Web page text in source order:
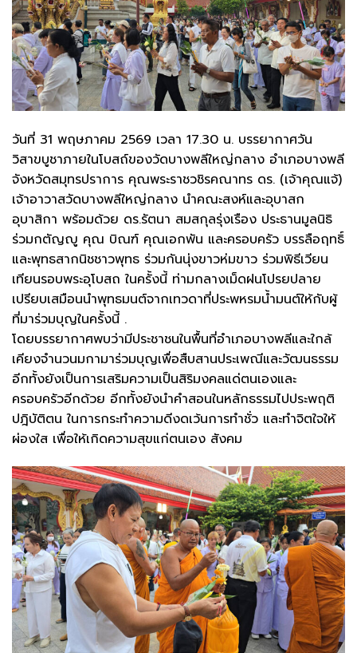
วันที่ 31 พฤษภาคม 2569 เวลา 17.30 น. บรรยากาศวัน
วิสาขบูชาภายในโบสถ์ของวัดบางพลีใหญ่กลาง อำเภอบางพลี
จังหวัดสมุทรปราการ คุณพระราชวชิรคณาทร ดร. (เจ้าคุณแจ้)
เจ้าอาวาสวัดบางพลีใหญ่กลาง นำคณะสงห์และอุบาสก
อุบาสิกา พร้อมด้วย ดร.รัตนา สมสกุลรุ่งเรือง ประธานมูลนิธิ
ร่วมกตัญญู คุณ บิณฑ์ คุณเอกพัน และครอบครัว บรรลือฤทธิ์
และพุทธสากนิชชาวพุทธ ร่วมกันนุ่งขาวห่มขาว ร่วมพิธีเวียน
เทียนรอบพระอุโบสถ ในครั้งนี้ ท่ามกลางเม็ดฝนโปรยปลาย
เปรียบเสมือนนำพุทธมนต์จากเทวดาที่ประพหรมน้ำมนต์ให้กับผู้
ที่มาร่วมบุญในครั้งนี้ .
โดยบรรยากาศพบว่ามีประชาชนในพื้นที่อำเภอบางพลีและใกล้
เคียงจำนวนมกามาร่วมบุญเพื่อสืบสานประเพณีและวัฒนธรรม
อีกทั้งยังเป็นการเสริมความเป็นสิริมงคลแด่ตนเองและ
ครอบครัวอีกด้วย อีกทั้งยังนำคำสอนในหลักธรรมไปประพฤติ
ปฎิบัติตน ในการกระทำความดีงดเว้นการทำชั่ว และทำจิตใจให้
ผ่องใส เพื่อให้เกิดความสุขแก่ตนเอง สังคม